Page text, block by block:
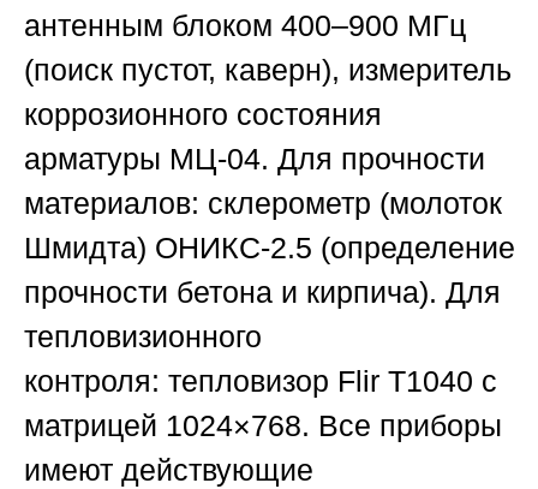
антенным блоком 400–900 МГц
(поиск пустот, каверн), измеритель
коррозионного состояния
арматуры МЦ-04. Для прочности
материалов: склерометр (молоток
Шмидта) ОНИКС-2.5 (определение
прочности бетона и кирпича). Для
тепловизионного
контроля: тепловизор Flir T1040 с
матрицей 1024×768. Все приборы
имеют действующие